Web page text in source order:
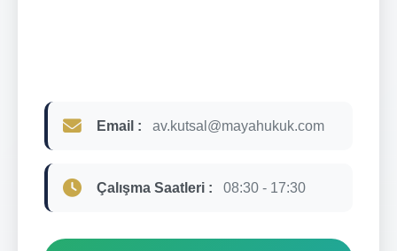
Email : av.kutsal@mayahukuk.com
Çalışma Saatleri : 08:30 - 17:30